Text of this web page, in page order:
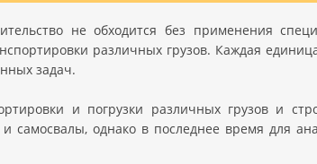
не обходится без применения
различных грузов. Каждая
задач.
и погрузки различных грузов и
самосвалы, однако в последнее время для